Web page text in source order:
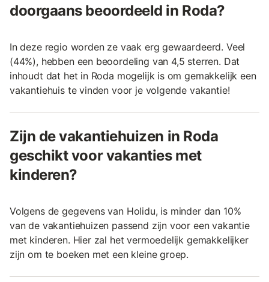
doorgaans beoordeeld in Roda?
In deze regio worden ze vaak erg gewaardeerd. Veel
(44%), hebben een beoordeling van 4,5 sterren. Dat
inhoudt dat het in Roda mogelijk is om gemakkelijk een
vakantiehuis te vinden voor je volgende vakantie!
Zijn de vakantiehuizen in Roda
geschikt voor vakanties met
kinderen?
Volgens de gegevens van Holidu, is minder dan 10%
van de vakantiehuizen passend zijn voor een vakantie
met kinderen. Hier zal het vermoedelijk gemakkelijker
zijn om te boeken met een kleine groep.